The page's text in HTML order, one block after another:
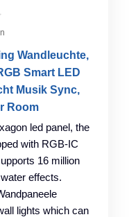
Wandleuchte,
Smart LED
Musik Sync,
Room
led panel, the
with RGB-IC
16 million
effects.
lights which can